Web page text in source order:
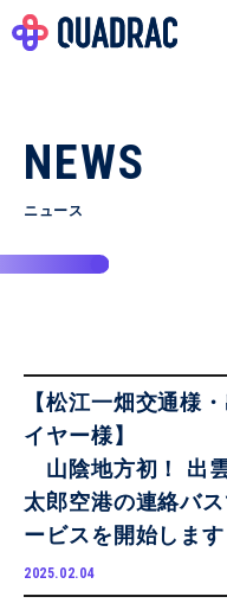
NEWS
ニュース
【松江一畑交通様
イヤー様】
山陰地方初！ 出
太郎空港の連絡バ
ービスを開始します
2025.02.04